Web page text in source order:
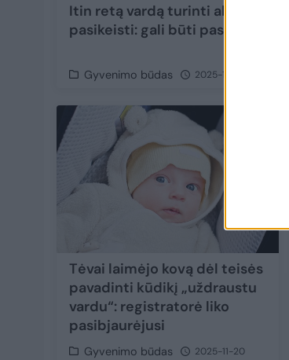
Itin retą vardą turinti alytiškė
pasikeisti: gali būti paskutinė
Gyvenimo būdas 2025-11-25
Tėvai laimėjo kovą dėl teisės
pavadinti kūdikį „uždraustu
vardu“: registratorė liko
pasibjaurėjusi
Gyvenimo būdas 2025-11-20